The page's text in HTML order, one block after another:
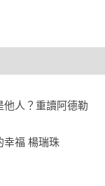
教授
人？重讀阿德勒
幸福 楊瑞珠